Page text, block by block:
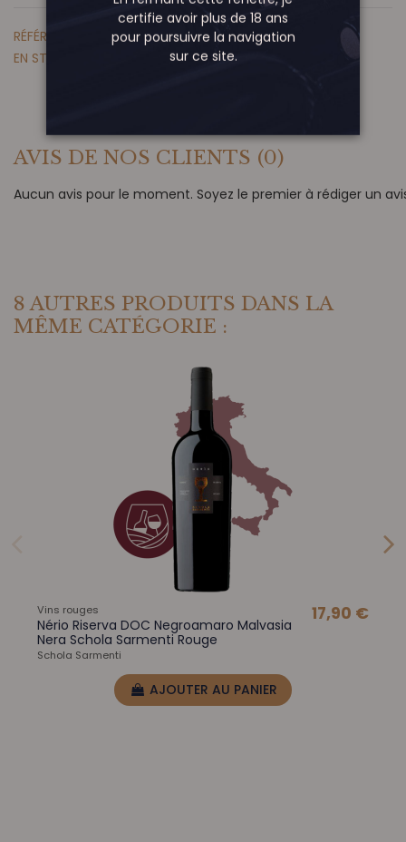
RÉFÉRENCE
STE 9501_2025
EN STOCK
AVIS DE NOS CLIENTS (0)
Aucun avis pour le moment. Soyez le premier à rédiger un
8 AUTRES PRODUITS DANS LA
MÊME CATÉGORIE :
Vins rouges
Nério Riserva DOC Negroamaro Malvasia
Nera Schola Sarmenti Rouge
Schola Sarmenti
17,90 €
AJOUTER AU PANIER
certifie avoir plus de 18 ans
pour poursuivre la navigation
sur ce site.